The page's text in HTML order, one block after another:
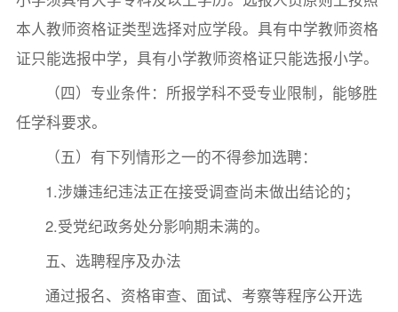
本人教师资格证类型选择对应学段。具有中学教师资格
证只能选报中学，具有小学教师资格证只能选报小学。
（四）专业条件：所报学科不受专业限制，能够胜
任学科要求。
（五）有下列情形之一的不得参加选聘：
1.涉嫌违纪违法正在接受调查尚未做出结论的；
2.受党纪政务处分影响期未满的。
五、选聘程序及办法
通过报名、资格审查、面试、考察等程序公开选